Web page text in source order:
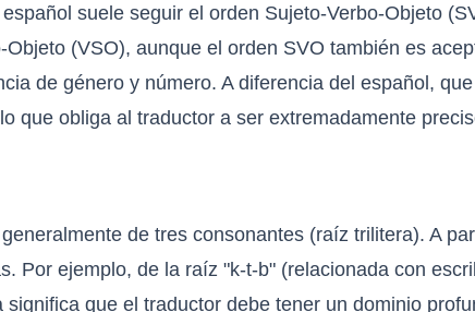
suele seguir el orden Sujeto-Verbo-Objeto
(VSO), aunque el orden SVO también es
de género y número. A diferencia del español,
que obliga al traductor a ser extremadamente
de tres consonantes (raíz trilitera). A
Por ejemplo, de la raíz "k-t-b" (relacionada con
que el traductor debe tener un dominio